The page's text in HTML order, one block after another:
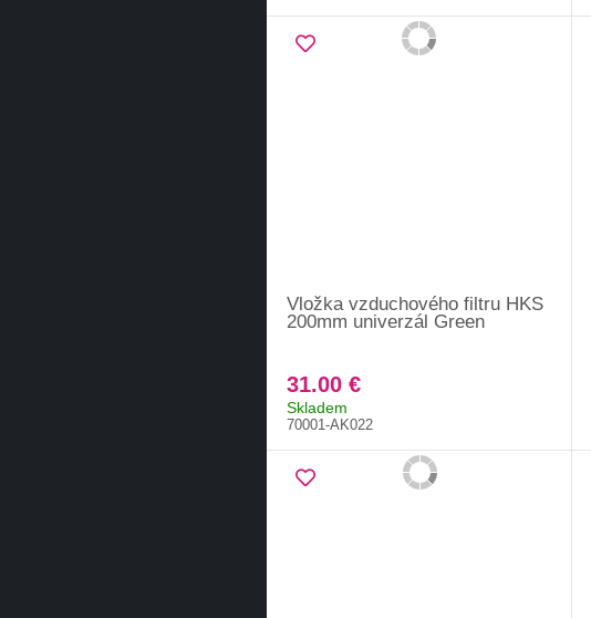
Vložka vzduchového filtru HKS
200mm univerzál Green
31.00 €
Skladem
70001-AK022